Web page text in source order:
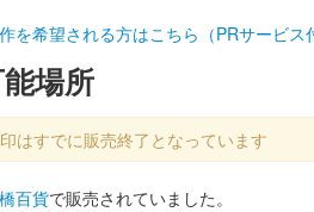
を希望される方はこちら（PRサービス
場所
はすでに販売終了となっています
百貨で販売されていました。